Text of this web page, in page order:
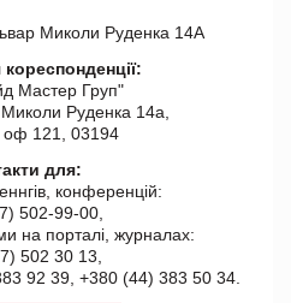
Миколи Руденка 14А
Мастер Груп"
Руденка 14а,
оф 121, 03194
для:
конференцій:
502-99-00,
на порталі, журналах:
502 30 13,
92 39, +380 (44) 383 50 34.